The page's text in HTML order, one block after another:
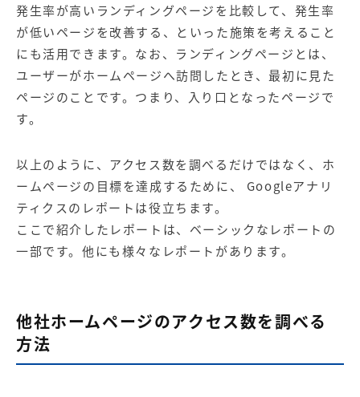
発生率が高いランディングページを比較して、発生率
が低いページを改善する、といった施策を考えること
にも活用できます。なお、ランディングページとは、
ユーザーがホームページへ訪問したとき、最初に見た
ページのことです。つまり、入り口となったページで
す。
以上のように、アクセス数を調べるだけではなく、ホ
ームページの目標を達成するために、 Googleアナリ
ティクスのレポートは役立ちます。
ここで紹介したレポートは、ベーシックなレポートの
一部です。他にも様々なレポートがあります。
他社ホームページのアクセス数を調べる
方法